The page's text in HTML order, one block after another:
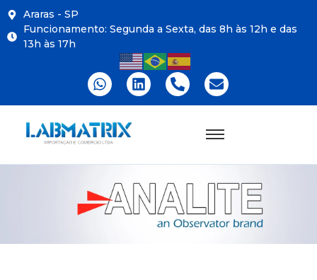
Araras - SP
Funcionamento: Segunda a Sexta, das 8h às 12h e das
13h às 17h